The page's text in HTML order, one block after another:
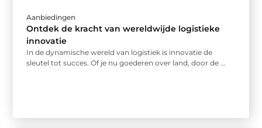
Aanbiedingen
Ontdek de kracht van wereldwijde logistieke
innovatie
In de dynamische wereld van logistiek is innovatie de
sleutel tot succes. Of je nu goederen over land, door de ...